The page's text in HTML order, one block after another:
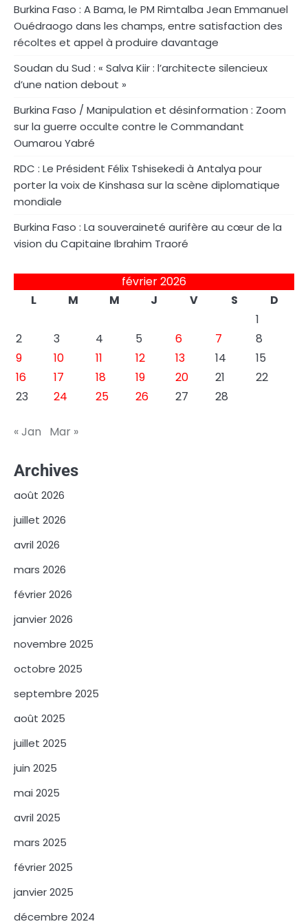
Burkina Faso : A Bama, le PM Rimtalba Jean Emmanuel
Ouédraogo dans les champs, entre satisfaction des
récoltes et appel à produire davantage
Soudan du Sud : « Salva Kiir : l’architecte silencieux
d’une nation debout »
Burkina Faso / Manipulation et désinformation : Zoom
sur la guerre occulte contre le Commandant
Oumarou Yabré
RDC : Le Président Félix Tshisekedi à Antalya pour
porter la voix de Kinshasa sur la scène diplomatique
mondiale
Burkina Faso : La souveraineté aurifère au cœur de la
vision du Capitaine Ibrahim Traoré
février 2026
L
M M J V S
D
1
2
3 4 5 6 7
8
9
10 11 12 13 14
15
16
17 18 19 20 21
22
23
24 25 26 27 28
« Jan Mar »
Archives
août 2026
juillet 2026
avril 2026
mars 2026
février 2026
janvier 2026
novembre 2025
octobre 2025
septembre 2025
août 2025
juillet 2025
juin 2025
mai 2025
avril 2025
mars 2025
février 2025
janvier 2025
décembre 2024